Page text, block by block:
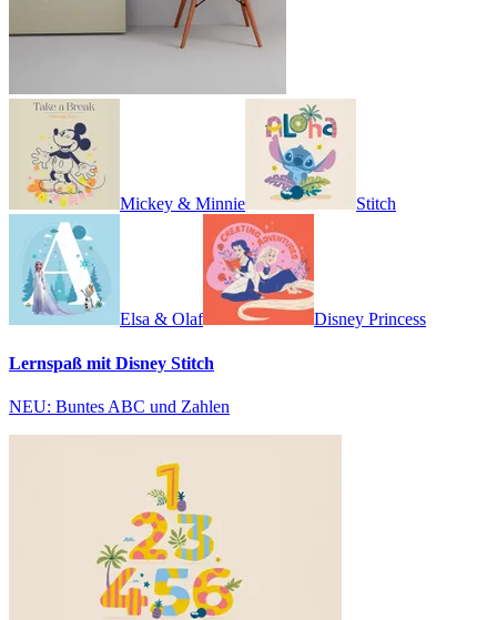
Mickey & Minnie Stitch
Elsa & Olaf Disney Princess
Lernspaß mit Disney Stitch
NEU: Buntes ABC und Zahlen